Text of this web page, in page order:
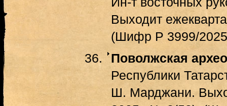
Выходит
(Шифр Р 3999/
Поволжская
Республики
Ш. Марджани.